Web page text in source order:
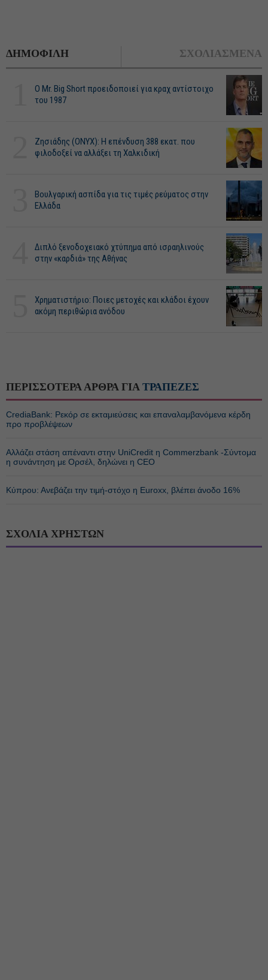
ΔΗΜΟΦΙΛΗ ΣΧΟΛΙΑΣΜΕΝΑ
O Mr. Big Short προειδοποιεί για κραχ αντίστοιχο
του 1987
Ζησιάδης (ONYX): Η επένδυση 388 εκατ. που
φιλοδοξεί να αλλάξει τη Χαλκιδική
Βουλγαρική ασπίδα για τις τιμές ρεύματος στην
Ελλάδα
Διπλό ξενοδοχειακό χτύπημα από ισραηλινούς
στην «καρδιά» της Αθήνας
Χρηματιστήριο: Ποιες μετοχές και κλάδοι έχουν
ακόμη περιθώρια ανόδου
ΠΕΡΙΣΣΟΤΕΡΑ ΑΡΘΡΑ ΓΙΑ ΤΡΑΠΕΖΕΣ
CrediaBank: Ρεκόρ σε εκταμιεύσεις και επαναλαμβανόμενα κέρδη
προ προβλέψεων
Αλλάζει στάση απέναντι στην UniCredit η Commerzbank -Σύντομα
η συνάντηση με Ορσέλ, δηλώνει η CEO
Κύπρου: Ανεβάζει την τιμή-στόχο η Euroxx, βλέπει άνοδο 16%
ΣΧΟΛΙΑ ΧΡΗΣΤΩΝ